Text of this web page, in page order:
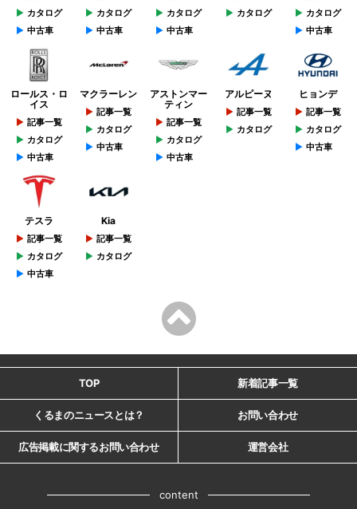
カタログ
中古車
カタログ
中古車
カタログ
中古車
カタログ
カタログ
中古車
ロールス・ロ
イス
記事一覧
カタログ
中古車
マクラーレン
記事一覧
カタログ
中古車
アストンマー
ティン
記事一覧
カタログ
中古車
アルピーヌ
記事一覧
カタログ
ヒョンデ
記事一覧
カタログ
中古車
テスラ
記事一覧
カタログ
中古車
Kia
記事一覧
カタログ
TOP 新着記事一覧
くるまのニュースとは？ お問い合わせ
広告掲載に関するお問い合わせ 運営会社
content